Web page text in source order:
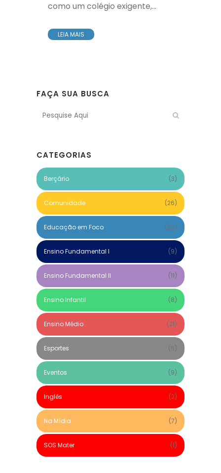
como um colégio exigente,...
LEIA MAIS
FAÇA SUA BUSCA
CATEGORIAS
Berçário (3)
Comunidade (26)
Educação em Foco (26)
Ensino Fundamental I (9)
Ensino Fundamental II (11)
Ensino Infantil (8)
Ensino Médio (21)
Esportes (5)
Eventos (9)
Inglês (2)
Na Mídia (7)
SOS Mater (1)